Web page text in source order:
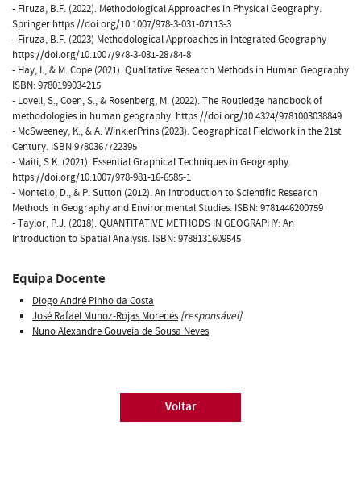
- Firuza, B.F. (2022). Methodological Approaches in Physical Geography.
Springer https://doi.org/10.1007/978-3-031-07113-3
- Firuza, B.F. (2023) Methodological Approaches in Integrated Geography
https://doi.org/10.1007/978-3-031-28784-8
- Hay, I., & M. Cope (2021). Qualitative Research Methods in Human Geography
ISBN: 9780199034215
- Lovell, S., Coen, S., & Rosenberg, M. (2022). The Routledge handbook of
methodologies in human geography. https://doi.org/10.4324/9781003038849
- McSweeney, K., & A. WinklerPrins (2023). Geographical Fieldwork in the 21st
Century. ISBN 9780367722395
- Maiti, S.K. (2021). Essential Graphical Techniques in Geography.
https://doi.org/10.1007/978-981-16-6585-1
- Montello, D., & P. Sutton (2012). An Introduction to Scientific Research
Methods in Geography and Environmental Studies. ISBN: 9781446200759
- Taylor, P.J. (2018). QUANTITATIVE METHODS IN GEOGRAPHY: An
Introduction to Spatial Analysis. ISBN: 9788131609545
Equipa Docente
Diogo André Pinho da Costa
José Rafael Munoz-Rojas Morenés [responsável]
Nuno Alexandre Gouveia de Sousa Neves
Voltar